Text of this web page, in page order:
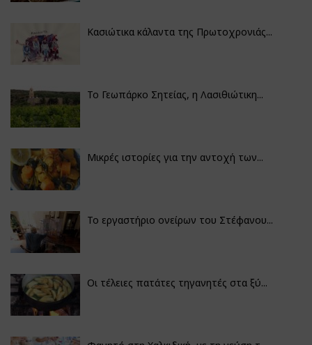
Κασιώτικα κάλαντα της Πρωτοχρονιάς...
Το Γεωπάρκο Σητείας, η Λασιθιώτικη...
Μικρές ιστορίες για την αντοχή των...
Το εργαστήριο ονείρων του Στέφανου...
Οι τέλειες πατάτες τηγανητές στα ξύ...